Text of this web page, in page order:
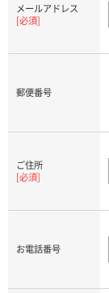
メールアドレス
[必須]
郵便番号
ご住所
[必須]
お電話番号